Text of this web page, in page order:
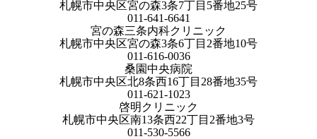
札幌市中央区宮の森3条7丁目5番地25号
011-641-6641
宮の森三条内科クリニック
札幌市中央区宮の森3条6丁目2番地10号
011-616-0036
桑園中央病院
札幌市中央区北8条西16丁目28番地35号
011-621-1023
啓明クリニック
札幌市中央区南13条西22丁目2番地3号
011-530-5566